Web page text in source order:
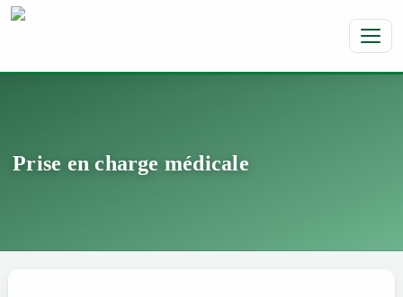
Prise en charge médicale